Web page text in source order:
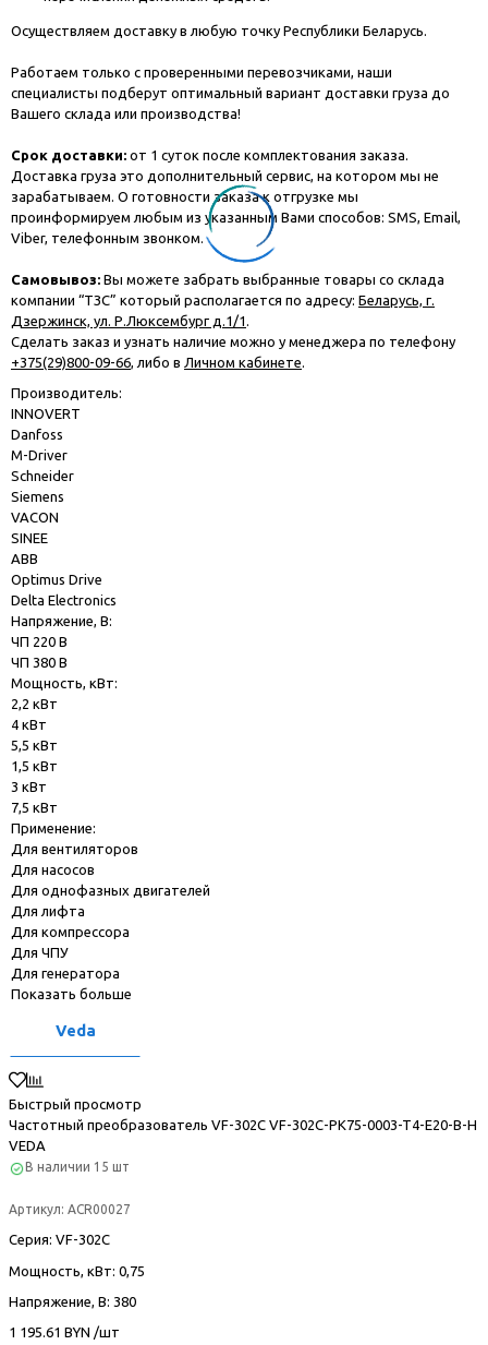
Осуществляем доставку в любую точку Республики Беларусь.
Работаем только с проверенными перевозчиками, наши
специалисты подберут оптимальный вариант доставки груза до
Вашего склада или производства!
Срок доставки: от 1 суток после комплектования заказа.
Доставка груза это дополнительный сервис, на котором мы не
зарабатываем. О готовности заказа к отгрузке мы
проинформируем любым из указанным Вами способов: SMS, Email,
Viber, телефонным звонком.
Самовывоз: Вы можете забрать выбранные товары со склада
компании “ТЗС” который располагается по адресу: Беларусь, г.
Дзержинск, ул. Р.Люксембург д.1/1 .
Сделать заказ и узнать наличие можно у менеджера по телефону
+375(29)800-09-66, либо в Личном кабинете.
Производитель:
INNOVERT
Danfoss
M-Driver
Schneider
Siemens
VACON
SINEE
ABB
Optimus Drive
Delta Electronics
Напряжение, В:
ЧП 220 В
ЧП 380 В
Мощность, кВт:
2,2 кВт
4 кВт
5,5 кВт
1,5 кВт
3 кВт
7,5 кВт
Применение:
Для вентиляторов
Для насосов
Для однофазных двигателей
Для лифта
Для компрессора
Для ЧПУ
Для генератора
Показать больше
Veda
Быстрый просмотр
Частотный преобразователь VF-302С VF-302C-PK75-0003-T4-E20-B-H
VEDA
В наличии 15 шт
Артикул: ACR00027
Серия: VF-302С
Мощность, кВт: 0,75
Напряжение, В: 380
1 195.61 BYN /шт